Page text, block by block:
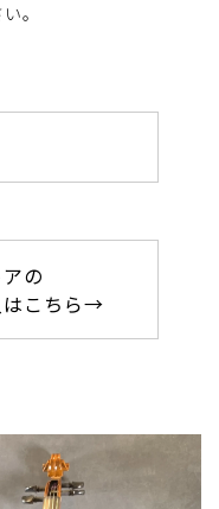
。
の
はこちら→